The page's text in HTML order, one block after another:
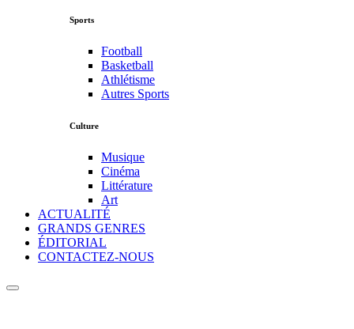
Sports
Football
Basketball
Athlétisme
Autres Sports
Culture
Musique
Cinéma
Littérature
Art
ACTUALITÉ
GRANDS GENRES
ÉDITORIAL
CONTACTEZ-NOUS